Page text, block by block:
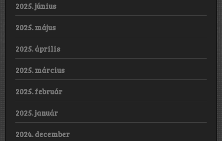
2025. június
2025. május
2025. április
2025. március
2025. február
2025. január
2024. december